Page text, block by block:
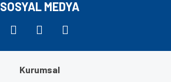
Gönder
SOSYAL MEDYA
Kurumsal